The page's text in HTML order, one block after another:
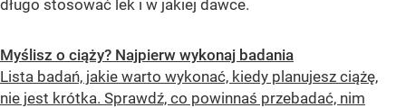
długo stosować lek i w jakiej dawce.
Myślisz o ciąży? Najpierw wykonaj badania
Lista badań, jakie warto wykonać, kiedy planujesz ciążę,
nie jest krótka. Sprawdź, co powinnaś przebadać, nim